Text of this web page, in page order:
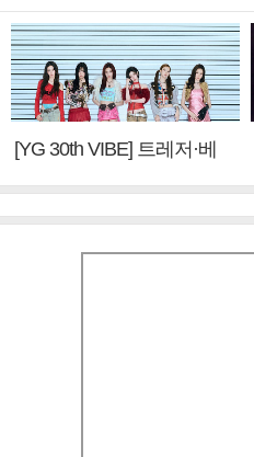
[YG 30th VIBE] 트레저·베